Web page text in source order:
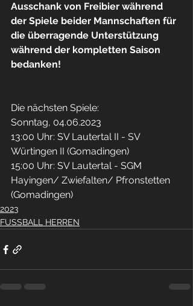
Ausschank von Freibier während
der Spiele beider Mannschaften für
die überragende Unterstützung
während der kompletten Saison
bedanken!
Die nächsten Spiele:
Sonntag, 04.06.2023
13:00 Uhr: SV Lautertal II - SV
Würtingen II (Gomadingen)
15:00 Uhr: SV Lautertal - SGM
Hayingen/ Zwiefalten/ Pfronstetten
(Gomadingen)
2023
FUSSBALL HERREN